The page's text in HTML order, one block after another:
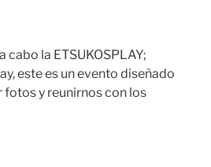
cabo la ETSUKOSPLAY;
este es un evento diseñado
fotos y reunirnos con los